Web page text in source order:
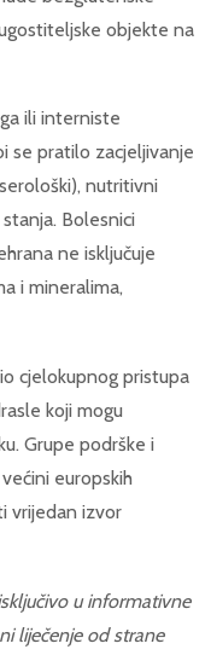
objekte na
ili interniste
se pratilo zacjeljivanje
nutritivni
Bolesnici
ne isključuje
i mineralima,
cjelokupnog pristupa
koji mogu
Grupe podrške i
europskih
vrijedan izvor
u informativne
liječenje od strane